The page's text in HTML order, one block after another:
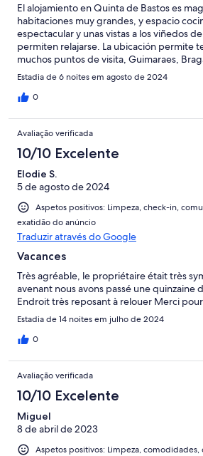
El alojamiento en Quinta de Bastos es
habitaciones muy grandes, y espacio
espectacular y unas vistas a los viñedos
permiten relajarse. La ubicación permite
muchos puntos de visita, Guimaraes,
zona hay disponibles pequeños
Para grandes compras, los hipermercados
coche. Los anfitriones son muy amables y
aire acondicionado, que en nuestro caso
que nos tocó una semana con mucho calor.
Estadia de 6 noites em agosto de 2024
0
Avaliação verificada
10/10 Excelente
Elodie S.
5 de agosto de 2024
Aspetos positivos: Limpeza, check-in,
exatidão do anúncio
Traduzir através do Google
Vacances
Très agréable, le propriétaire était très
avenant nous avons passé une quinzaine
Endroit très reposant à relouer Merci
Estadia de 14 noites em julho de 2024
0
Avaliação verificada
10/10 Excelente
Miguel
8 de abril de 2023
Aspetos positivos: Limpeza, comodidades,